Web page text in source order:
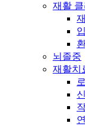
재활
뇌졸중
재활치